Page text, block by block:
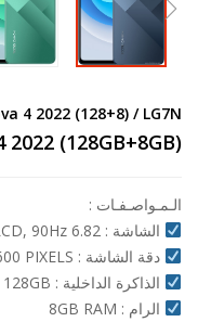
4 2022 (128+8) / LG7N
2022 (128GB+8GB)
الـمـواصـفـات :
الشاشة : 6.82 inches ، IPS LCD, 90Hz
دقة الشاشة : 720X1600 PIXELS
الذاكرة الداخلية : 128GB
الرام : 8GB RAM